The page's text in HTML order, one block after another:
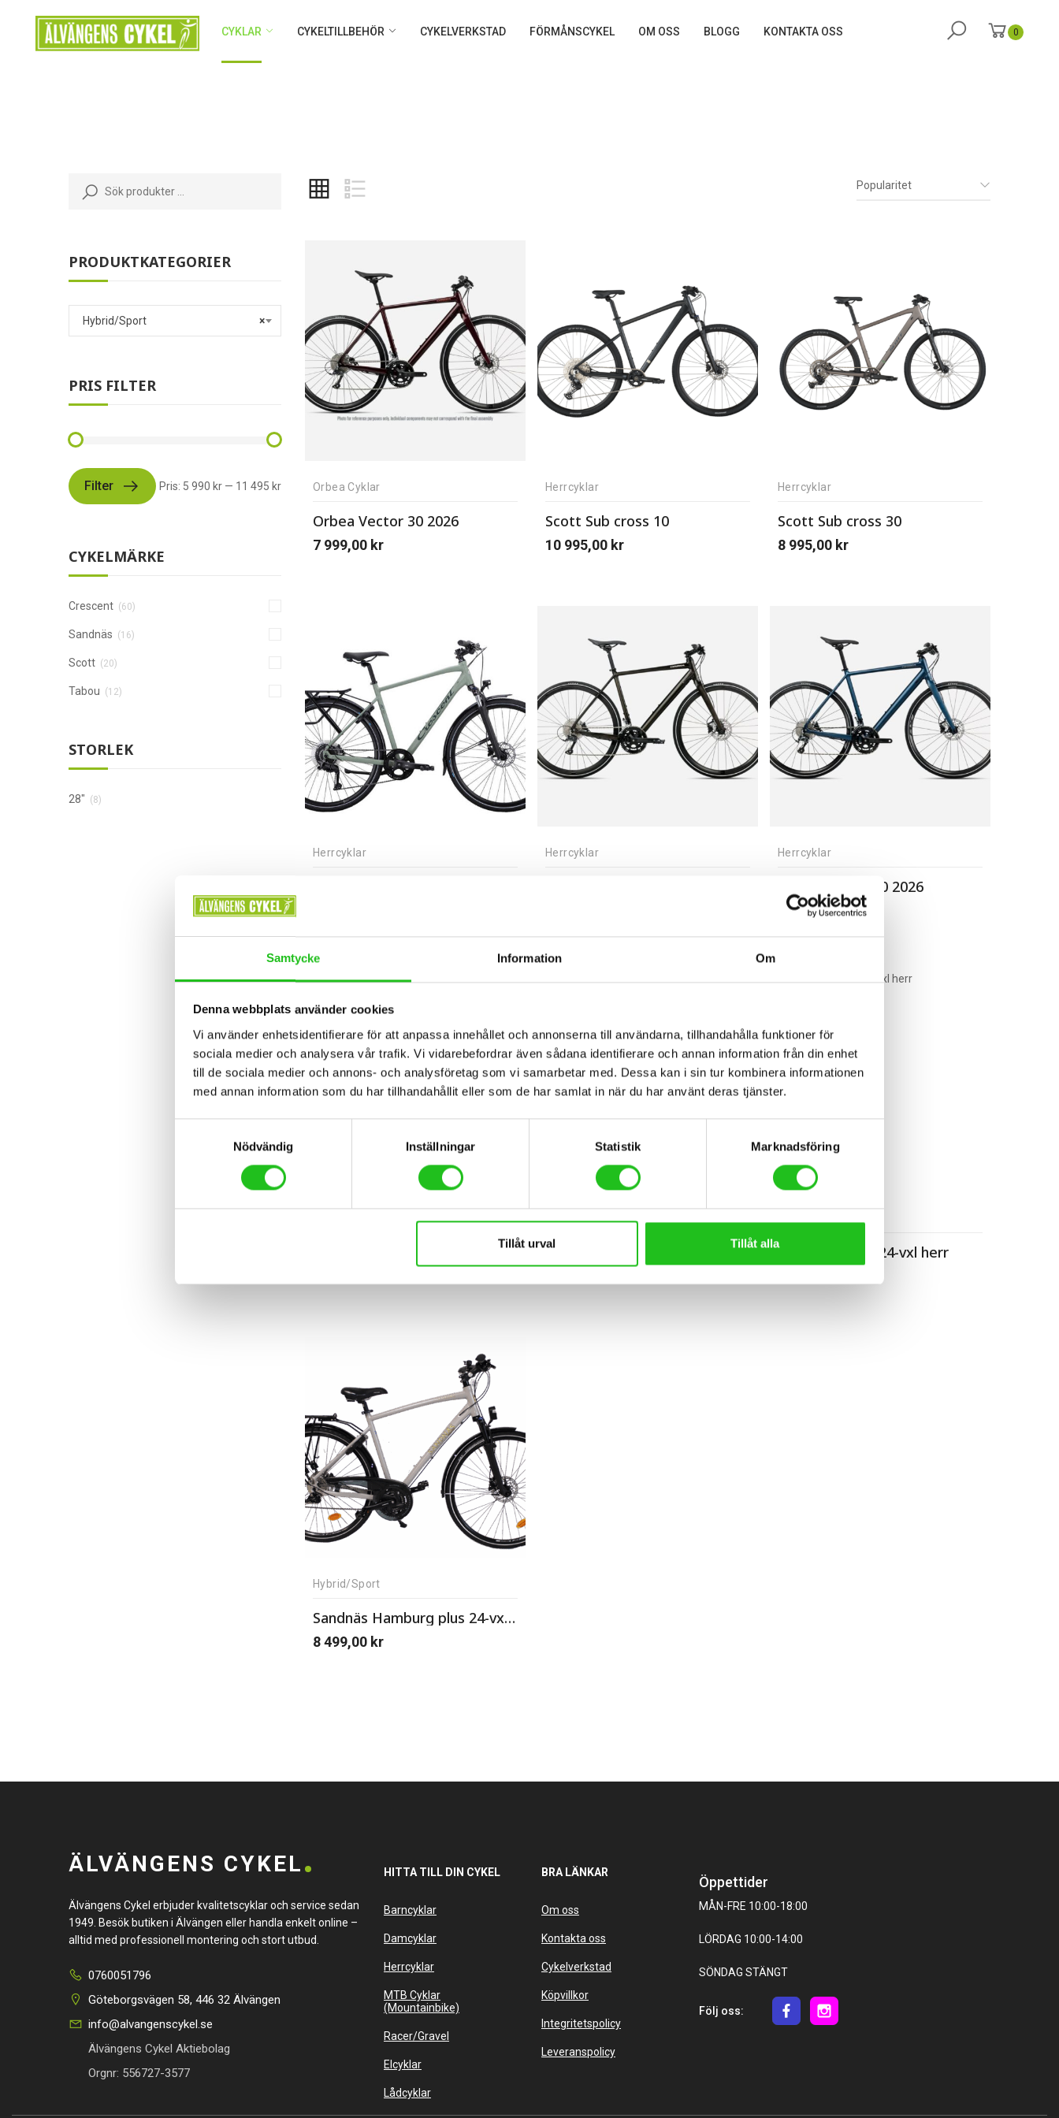
Samtycke Information Om
Denna webbplats använder cookies
Vi använder enhetsidentifierare för att anpassa innehållet och annonserna till användarna, tillhandahålla funktioner för
sociala medier och analysera vår trafik. Vi vidarebefordrar även sådana identifierare och annan information från din enhet
till de sociala medier och annons- och analysföretag som vi samarbetar med. Dessa kan i sin tur kombinera informationen
med annan information som du har tillhandahållit eller som de har samlat in när du har använt deras tjänster.
Nödvändig
Inställningar Statistik Marknadsföring
Tillåt urval Tillåt alla
CYKLAR CYKELTILLBEHÖR CYKELVERKSTAD FÖRMÅNSCYKEL OM OSS BLOGG KONTAKTA OSS 0
PRODUKTKATEGORIER
×
Hybrid/Sport
PRIS FILTER
Filter Pris: 5 990 kr — 11 495 kr
CYKELMÄRKE
Crescent (60)
Sandnäs (16)
Scott (20)
Tabou (12)
STORLEK
28" (8)
Popularitet
Orbea Cyklar
Orbea Vector 30 2026
7 999,00 kr
Herrcyklar
Scott Sub cross 10
10 995,00 kr
Herrcyklar
Scott Sub cross 30
8 995,00 kr
Herrcyklar Herrcyklar Herrcyklar
Orbea Vector 10 2026
9 999,00kr
Hybrid/Sport
maxim MT 2.2 Sandnäs Berlin 24-vxl herr
Hybrid/Sport
Sandnäs Hamburg plus 24-vxl herr
8 499,00 kr
ÄLVÄNGENS CYKEL
Älvängens Cykel erbjuder kvalitetscyklar och service sedan
1949. Besök butiken i Älvängen eller handla enkelt online –
alltid med professionell montering och stort utbud.
0760051796
Göteborgsvägen 58, 446 32 Älvängen
info@alvangenscykel.se
Älvängens Cykel Aktiebolag
Orgnr: 556727-3577
HITTA TILL DIN CYKEL
Barncyklar
Damcyklar
Herrcyklar
MTB Cyklar
(Mountainbike)
Racer/Gravel
Elcyklar
Lådcyklar
BRA LÄNKAR
Om oss
Kontakta oss
Cykelverkstad
Köpvillkor
Integritetspolicy
Leveranspolicy
Öppettider
MÅN-FRE 10:00-18:00
LÖRDAG 10:00-14:00
SÖNDAG STÄNGT
Följ oss: